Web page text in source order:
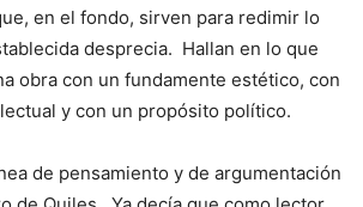
en el fondo, sirven para redimir lo
desprecia. Hallan en lo que
obra con un fundamente estético, con
y con un propósito político.
de pensamiento y de argumentación